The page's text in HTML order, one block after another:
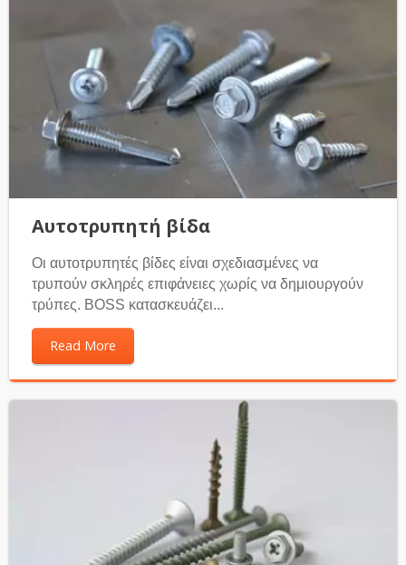
Αυτοτρυπητή βίδα
Οι αυτοτρυπητές βίδες είναι σχεδιασμένες να
τρυπούν σκληρές επιφάνειες χωρίς να δημιουργούν
τρύπες. BOSS κατασκευάζει...
Read More